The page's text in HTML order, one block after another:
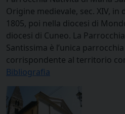
Origine medievale, sec. XIV,
1805, poi nella diocesi di
diocesi di Cuneo. La
Santissima è l’unica
corrispondente al territorio
Bibliografia